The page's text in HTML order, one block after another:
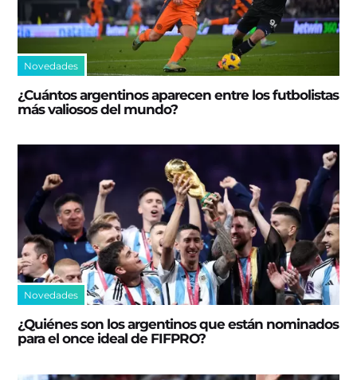
Novedades
¿Cuántos argentinos aparecen entre los futbolistas
más valiosos del mundo?
Novedades
¿Quiénes son los argentinos que están nominados
para el once ideal de FIFPRO?